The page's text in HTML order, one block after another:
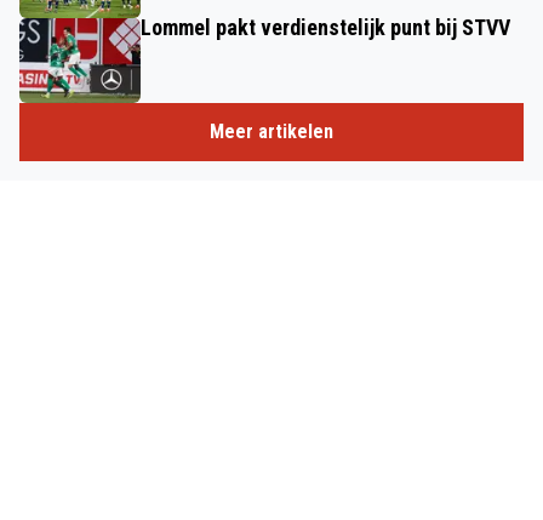
Lommel pakt verdienstelijk punt bij STVV
Meer artikelen